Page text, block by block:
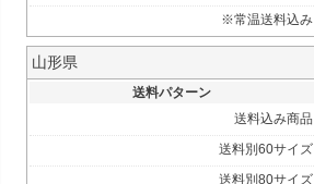
※常温送料込み
山形県
送料パターン
送料込み商品
送料別60サイズ
送料別80サイズ